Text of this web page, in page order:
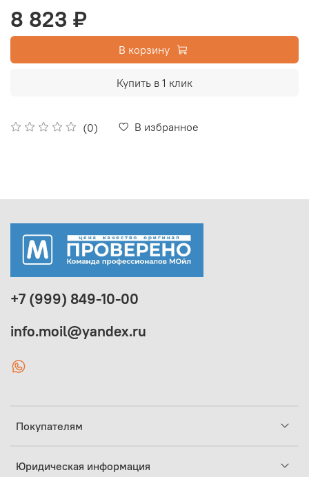
(0) В избранное
8 823 ₽
В корзину
Купить в 1 клик
Покупателям
Юридическая информация
+7 (999) 849-10-00
info.moil@yandex.ru